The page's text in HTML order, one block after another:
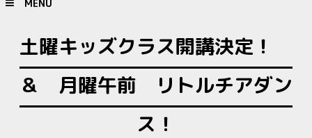
MENU
土曜キッズクラス開講決定！
＆ 月曜午前 リトルチアダン
ス！